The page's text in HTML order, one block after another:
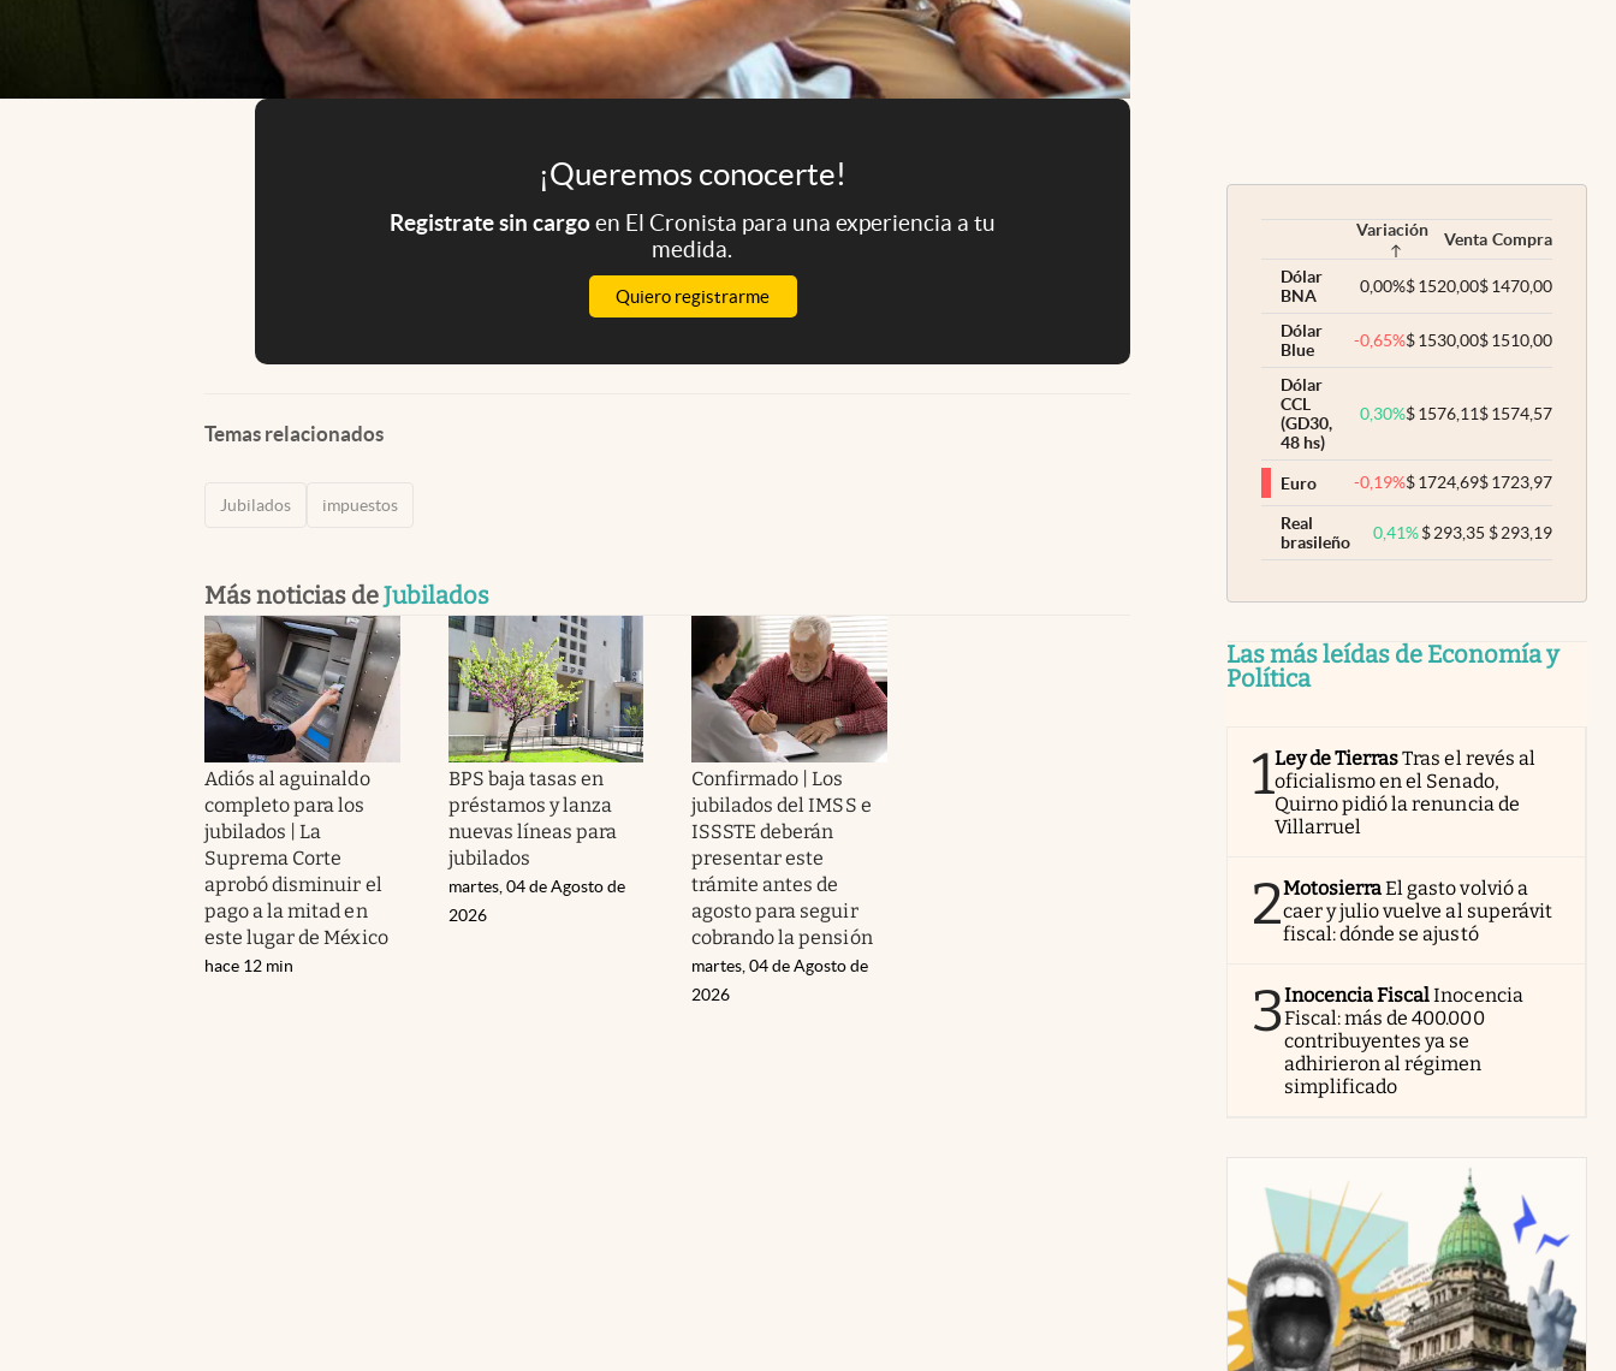
¡Queremos conocerte!
Registrate sin cargoen El Cronista para una experiencia a tu
medida.
Quiero registrarme
Temas relacionados
Jubilados impuestos
Más noticias deJubilados
Adiós al aguinaldo
completo para los
jubilados | La
Suprema Corte
aprobó disminuir el
pago a la mitad en
este lugar de México
hace 12 min
BPS baja tasas en
préstamos y lanza
nuevas líneas para
jubilados
martes, 04 de Agosto de
2026
Confirmado | Los
jubilados del IMSS e
ISSSTE deberán
presentar este
trámite antes de
agosto para seguir
cobrando la pensión
martes, 04 de Agosto de
2026
Variación Venta Compra
Dólar
BNA
0,00%$1520,00$1470,00
Dólar
Blue
-0,65%$1530,00$1510,00
Dólar
CCL
(GD30,
48 hs)
0,30%$1576,11$1574,57
Euro -0,19%$1724,69$1723,97
Real
brasileño
0,41% $293,35 $293,19
Las más leídas de Economía y
Política
1Ley de TierrasTras el revés al
oficialismo en el Senado,
Quirno pidió la renuncia de
Villarruel
2MotosierraEl gasto volvió a
caer y julio vuelve al superávit
fiscal: dónde se ajustó
3Inocencia FiscalInocencia
Fiscal: más de 400.000
contribuyentes ya se
adhirieron al régimen
simplificado